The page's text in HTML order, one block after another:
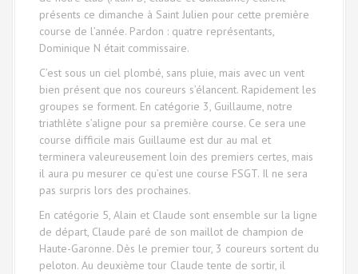
présents ce dimanche à Saint Julien pour cette première
course de l’année. Pardon : quatre représentants,
Dominique N était commissaire.
C’est sous un ciel plombé, sans pluie, mais avec un vent
bien présent que nos coureurs s’élancent. Rapidement les
groupes se forment. En catégorie 3, Guillaume, notre
triathlète s’aligne pour sa première course. Ce sera une
course difficile mais Guillaume est dur au mal et
terminera valeureusement loin des premiers certes, mais
il aura pu mesurer ce qu’est une course FSGT. Il ne sera
pas surpris lors des prochaines.
En catégorie 5, Alain et Claude sont ensemble sur la ligne
de départ, Claude paré de son maillot de champion de
Haute-Garonne. Dès le premier tour, 3 coureurs sortent du
peloton. Au deuxième tour Claude tente de sortir, il